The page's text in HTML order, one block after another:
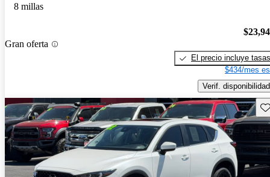
8 millas
Gran oferta
El precio incluye tasas
$434/mes
Verif. disponibilidad